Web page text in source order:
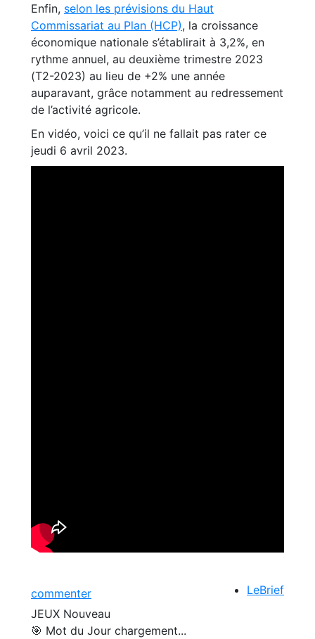
Enfin, selon les prévisions du Haut
Commissariat au Plan (HCP), la croissance
économique nationale s’établirait à 3,2%, en
rythme annuel, au deuxième trimestre 2023
(T2-2023) au lieu de +2% une année
auparavant, grâce notamment au redressement
de l’activité agricole.
En vidéo, voici ce qu’il ne fallait pas rater ce
jeudi 6 avril 2023.
commenter
LeBrief
JEUX Nouveau
🎯 Mot du Jour chargement...